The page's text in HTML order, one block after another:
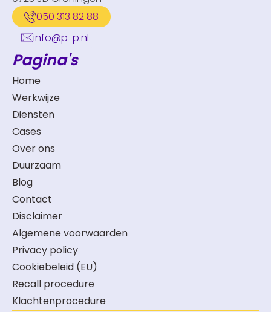
050 313 82 88
info@p-p.nl
Pagina's
Home
Werkwijze
Diensten
Cases
Over ons
Duurzaam
Blog
Contact
Disclaimer
Algemene voorwaarden
Privacy policy
Cookiebeleid (EU)
Recall procedure
Klachtenprocedure